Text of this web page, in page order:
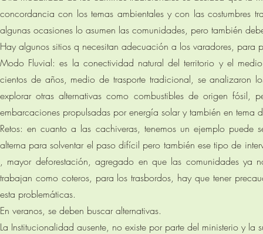
concordancia con los temas ambientales y con las costumbres
algunas ocasiones lo asumen las comunidades, pero también
Hay algunos sitios q necesitan adecuación a los varadores, para
Modo Fluvial: es la conectividad natural del territorio y el
cientos de años, medio de trasporte tradicional, se analizaron
explorar otras alternativas como combustibles de origen fósil,
embarcaciones propulsadas por energía solar y también en
Retos: en cuanto a las cachiveras, tenemos un ejemplo puede
alterna para solventar el paso difícil pero también ese tipo de
, mayor deforestación, agregado en que las comunidades
trabajan como coteros, para los trasbordos, hay que tener
esta problemáticas.
En veranos, se deben buscar alternativas.
La Institucionalidad ausente, no existe por parte del ministerio y la